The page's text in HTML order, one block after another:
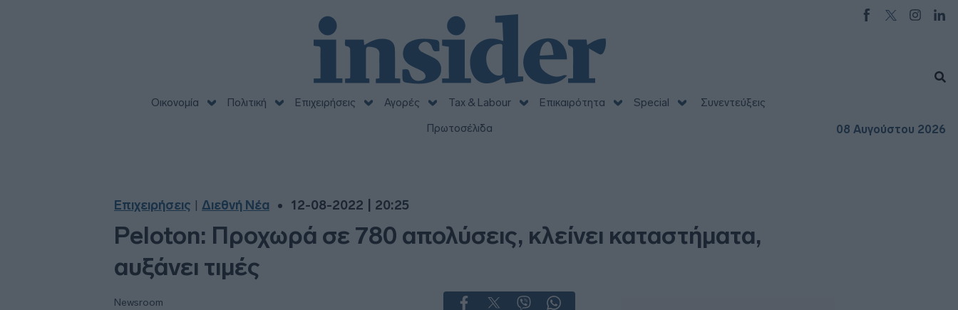
Οικονομία Πολιτική Επιχειρήσεις Αγορές Tax & Labour Επικαιρότητα Special
Συνεντεύξεις
Πρωτοσέλιδα
08 Αυγούστου 2026
Επιχειρήσεις Διεθνή Νέα 12-08-2022 | 20:25
Peloton: Προχωρά σε 780 απολύσεις, κλείνει καταστήματα,
αυξάνει τιμές
Newsroom